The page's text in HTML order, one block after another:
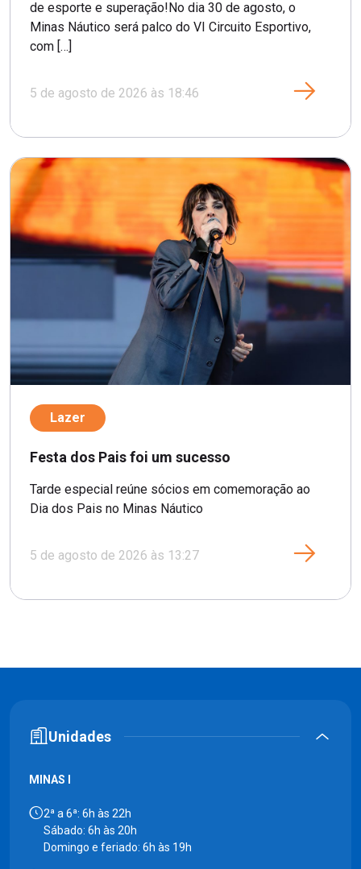
de esporte e superação!No dia 30 de agosto, o
Minas Náutico será palco do VI Circuito Esportivo,
com […]
5 de agosto de 2026 às 18:46
Lazer
Festa dos Pais foi um sucesso
Tarde especial reúne sócios em comemoração ao
Dia dos Pais no Minas Náutico
5 de agosto de 2026 às 13:27
Unidades
MINAS I
2ª a 6ª: 6h às 22h
Sábado: 6h às 20h
Domingo e feriado: 6h às 19h